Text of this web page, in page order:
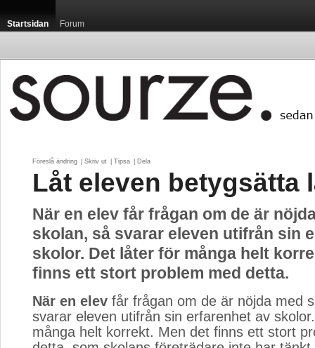
Startsidan Forum
Föreslå ändring Skriv ut Tipsa Dela
Låt eleven betygsätta
När en elev får frågan om de är
skolan, så svarar eleven utifrån sin
skolor. Det låter för många helt
finns ett stort problem med detta.
När en elev får frågan om de är nöjda med
svarar eleven utifrån sin erfarenhet av
många helt korrekt. Men det finns ett stort